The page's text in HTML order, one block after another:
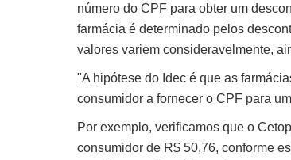
número do CPF para obter um
farmácia é determinado pelos
valores variem consideravelmente,
"A hipótese do Idec é que as
consumidor a fornecer o CPF para
Por exemplo, verificamos que o
consumidor de R$ 50,76, conforme